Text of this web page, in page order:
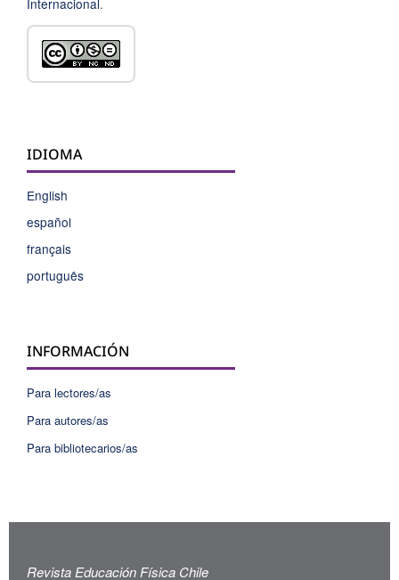
IDIOMA
English
español
français
português
INFORMACIÓN
Para lectores/as
Para autores/as
Para bibliotecarios/as
Revista Educación Física Chile